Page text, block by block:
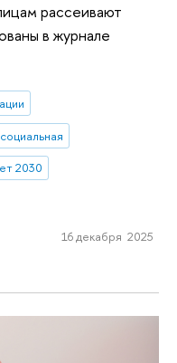
рассеивают
в журнале
2030
16 декабря 2025